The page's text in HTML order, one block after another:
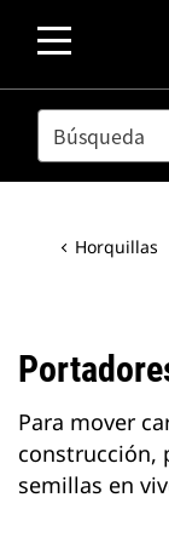
SEARCH
Horquillas
Para mover
construcción,
semillas en